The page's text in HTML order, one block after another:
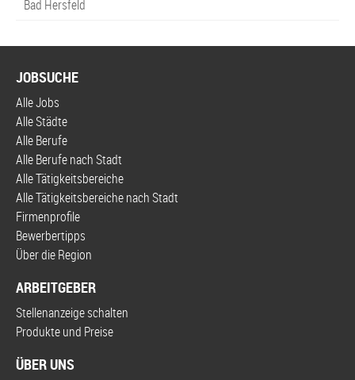
Bad Hersfeld
JOBSUCHE
Alle Jobs
Alle Städte
Alle Berufe
Alle Berufe nach Stadt
Alle Tätigkeitsbereiche
Alle Tätigkeitsbereiche nach Stadt
Firmenprofile
Bewerbertipps
Über die Region
ARBEITGEBER
Stellenanzeige schalten
Produkte und Preise
ÜBER UNS